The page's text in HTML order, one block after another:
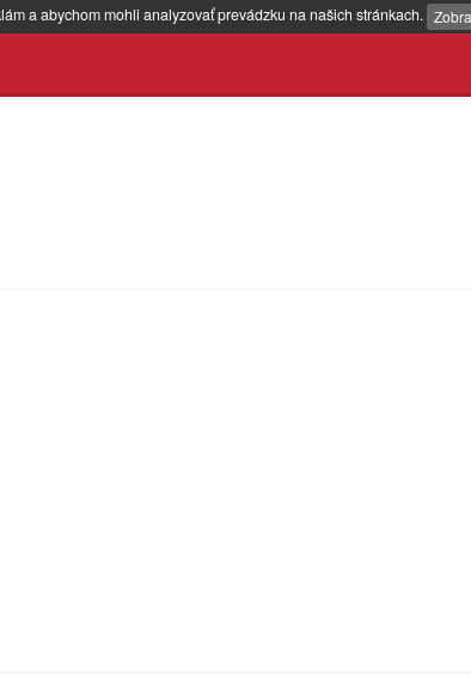
a abychom mohli analyzovať prevádzku na našich stránkach.